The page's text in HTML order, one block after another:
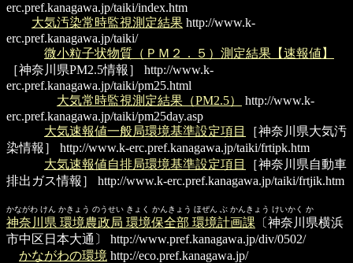
erc.pref.kanagawa.jp/taiki/index.htm
大気汚染常時監視測定結果 http://www.k-
erc.pref.kanagawa.jp/taiki/
微小粒子状物質（ＰＭ２．５）測定結果【速報値】
［神奈川県PM2.5情報］
http://www.k-
erc.pref.kanagawa.jp/taiki/pm25.html
大気常時監視測定結果（PM2.5）
http://www.k-
erc.pref.kanagawa.jp/taiki/pm25day.asp
大気速報値一般局環境基準設定項目
［神奈川県大気汚
染情報］
http://www.k-erc.pref.kanagawa.jp/taiki/frtipk.htm
大気速報値自排局環境基準設定項目
［神奈川県自動車
排出ガス情報］
http://www.k-erc.pref.kanagawa.jp/taiki/frtjik.htm
かながわ けん かきょう のうせい きょく かんきょう ほぜん ぶ かんきょう けいかく か
神奈川県 環境農政局 環境保全部 環境計画課 〔神奈川県横浜
市中区日本大通〕
http://www.pref.kanagawa.jp/div/0502/
かながわの環境 http://eco.pref.kanagawa.jp/